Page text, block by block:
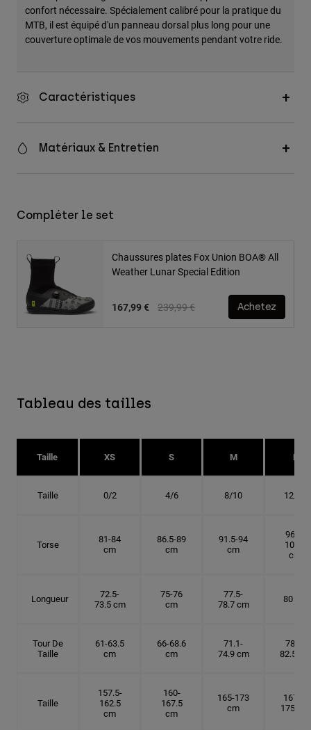
confort nécessaire. Spécialement calibré pour la pratique du
MTB, il est équipé d'un panneau dorsal plus long pour une
couverture optimale de vos mouvements pendant votre ride.
Caractéristiques
Matériaux & Entretien
Compléter le set
Chaussures plates Fox Union BOA® All
Weather Lunar Special Edition
Price reduced from
239,99 €to
167,99 € Achetez
Tableau des tailles
Taille XS S M L
Taille 0/2 4/6 8/10 12/14
Torse
81-84
cm
86.5-89
cm
91.5-94
cm
96.5-
101.5
cm
Longueur
72.5-
73.5 cm
75-76
cm
77.5-
78.7 cm
80 cm
Tour De
Taille
61-63.5
cm
66-68.6
cm
71.1-
74.9 cm
78.7-
82.5 cm
Taille
157.5-
162.5
cm
160-
167.5
cm
165-173
cm
167.5-
175 cm